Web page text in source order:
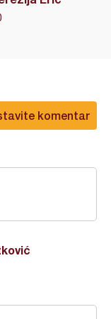
komentar